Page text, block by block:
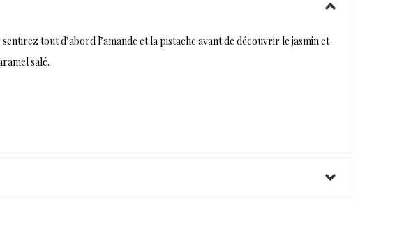
tout d’abord l’amande et la pistache avant de découvrir le jasmin et
salé.